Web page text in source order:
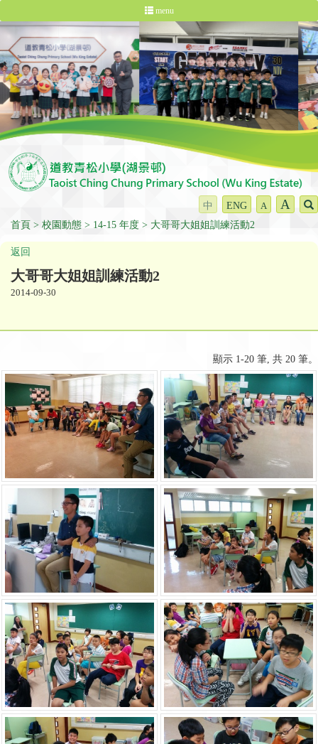
menu
中 ENG A A
首頁 校園動態 14-15 年度 大哥哥大姐姐訓練活動2
返回
大哥哥大姐姐訓練活動2
2014-09-30
顯示 1-20 筆, 共 20 筆。